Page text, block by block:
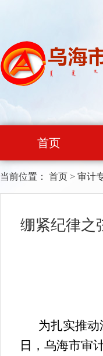
首页
当前位置： 首页 > 审计
绷紧纪律之
为扎实推
日，乌海市审